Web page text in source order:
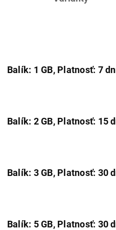
Balík: 1 GB, Platnosť: 7
Balík: 2 GB, Platnosť: 15
Balík: 3 GB, Platnosť: 30
Balík: 5 GB, Platnosť: 30